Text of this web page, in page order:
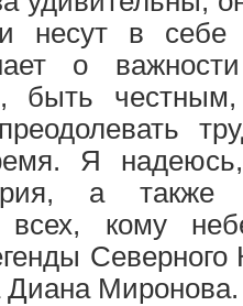
несут в себе
о
быть
Я
а
всех, кому
Северного
Диана